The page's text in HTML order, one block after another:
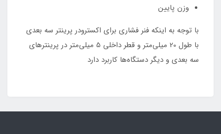
وزن پایین
با توجه به اینکه فنر فشاری برای اکسترودر پرینتر سه بعدی
با طول 20 میلی‌متر و قطر داخلی 5 میلی‌متر در پرینترهای
سه بعدی و دیگر دستگاه‌ها کاربرد دارد